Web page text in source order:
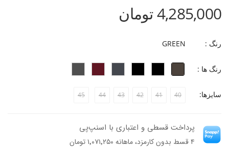
4,285,000 تومان
رنگ : GREEN
رنگ ها :
سایزها: 40
41
42
43
44
45
پرداخت قسطی و اعتباری با اسنپ‌پی
۴ قسط بدون کارمزد، ماهانه ۱٬۰۷۱٬۲۵۰ تومان